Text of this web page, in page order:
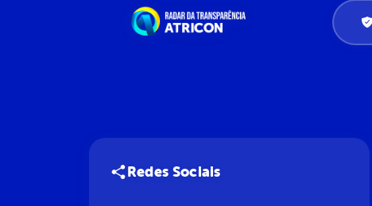
Redes Sociais